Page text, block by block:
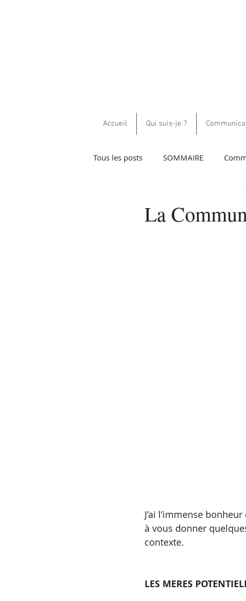
Accueil Qui suis-je ?
Tous les posts SOMMAIRE
La
J’ai l’immense
à vous donner
contexte.
LES MERES